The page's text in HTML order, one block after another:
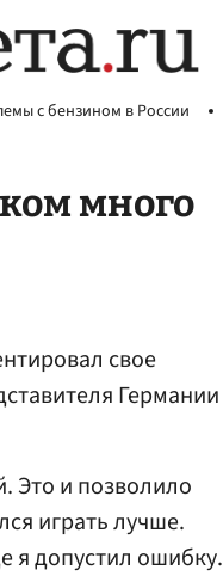
с бензином в России
много
свое
Германии
Это и позволило
играть лучше.
я допустил ошибку.